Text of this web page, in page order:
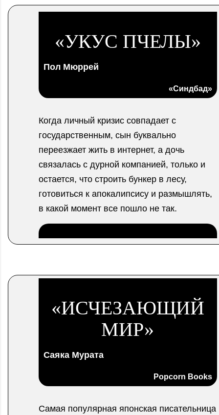
«УКУС ПЧЕЛЫ»
Пол Мюррей
«Синдбад»
Когда личный кризис совпадает с
государственным, сын буквально
переезжает жить в интернет, а дочь
связалась с дурной компанией, только и
остается, что строить бункер в лесу,
готовиться к апокалипсису и размышлять,
в какой момент все пошло не так.
«ИСЧЕЗАЮЩИЙ
МИР»
Саяка Мурата
Popcorn Books
Самая популярная японская писательница